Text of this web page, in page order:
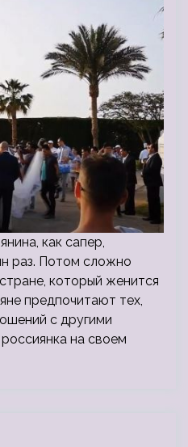
как сапер,
раз. Потом сложно
который женится
предпочитают тех,
с другими
на своем